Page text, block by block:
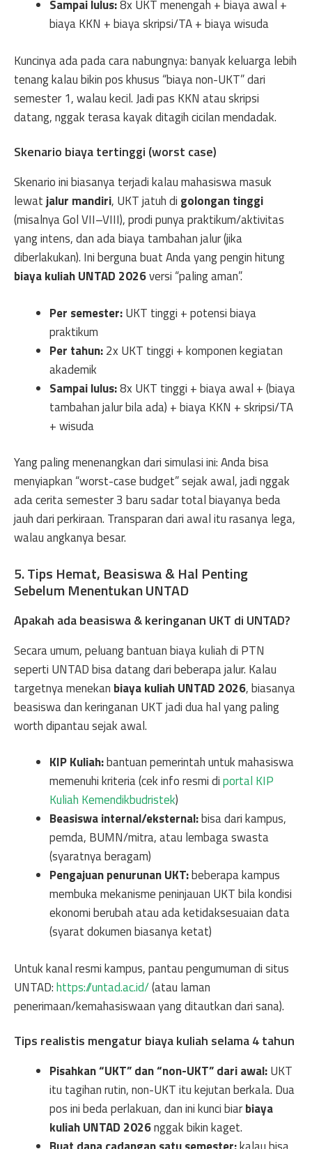
Sampai lulus:8x UKT menengah + biaya awal +
biaya KKN + biaya skripsi/TA + biaya wisuda
Kuncinya ada pada cara nabungnya: banyak keluarga lebih
tenang kalau bikin pos khusus “biaya non-UKT” dari
semester 1, walau kecil. Jadi pas KKN atau skripsi
datang, nggak terasa kayak ditagih cicilan mendadak.
Skenario biaya tertinggi (worst case)
Skenario ini biasanya terjadi kalau mahasiswa masuk
lewatjalur mandiri, UKT jatuh di golongan tinggi
(misalnya Gol VII–VIII), prodi punya praktikum/aktivitas
yang intens, dan ada biaya tambahan jalur (jika
diberlakukan). Ini berguna buat Anda yang pengin hitung
biaya kuliah UNTAD 2026versi “paling aman”.
Per semester:UKT tinggi + potensi biaya
praktikum
Per tahun:2x UKT tinggi + komponen kegiatan
akademik
Sampai lulus:8x UKT tinggi + biaya awal + (biaya
tambahan jalur bila ada) + biaya KKN + skripsi/TA
+ wisuda
Yang paling menenangkan dari simulasi ini: Anda bisa
menyiapkan “worst-case budget” sejak awal, jadi nggak
ada cerita semester 3 baru sadar total biayanya beda
jauh dari perkiraan. Transparan dari awal itu rasanya lega,
walau angkanya besar.
5. Tips Hemat, Beasiswa & Hal Penting
Sebelum Menentukan UNTAD
Apakah ada beasiswa & keringanan UKT di UNTAD?
Secara umum, peluang bantuan biaya kuliah di PTN
seperti UNTAD bisa datang dari beberapa jalur. Kalau
targetnya menekan biaya kuliah UNTAD 2026, biasanya
beasiswa dan keringanan UKT jadi dua hal yang paling
worth dipantau sejak awal.
KIP Kuliah:bantuan pemerintah untuk mahasiswa
memenuhi kriteria (cek info resmi diportal KIP
Kuliah Kemendikbudristek)
Beasiswa internal/eksternal:bisa dari kampus,
pemda, BUMN/mitra, atau lembaga swasta
(syaratnya beragam)
Pengajuan penurunan UKT:beberapa kampus
membuka mekanisme peninjauan UKT bila kondisi
ekonomi berubah atau ada ketidaksesuaian data
(syarat dokumen biasanya ketat)
Untuk kanal resmi kampus, pantau pengumuman di situs
UNTAD:https://untad.ac.id/(atau laman
penerimaan/kemahasiswaan yang ditautkan dari sana).
Tips realistis mengatur biaya kuliah selama 4 tahun
Pisahkan “UKT” dan “non-UKT” dari awal:UKT
itu tagihan rutin, non-UKT itu kejutan berkala. Dua
pos ini beda perlakuan, dan ini kunci biarbiaya
kuliah UNTAD 2026nggak bikin kaget.